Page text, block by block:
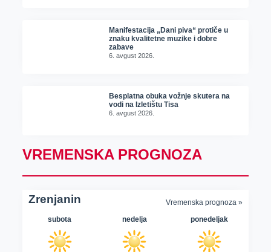
Manifestacija „Dani piva“ protiče u
znaku kvalitetne muzike i dobre
zabave
6. avgust 2026.
Besplatna obuka vožnje skutera na
vodi na Izletištu Tisa
6. avgust 2026.
VREMENSKA PROGNOZA